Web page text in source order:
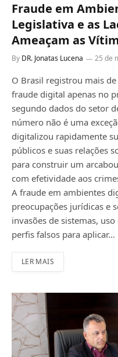
Fraude em
Legislativa e as
Ameaçam as
By DR. Jonatas Lucena 25 de
O Brasil registrou mais
fraude digital apenas no
segundo dados do setor
número não é uma
digitalizou rapidamente
públicos e suas relações
para construir um
com efetividade aos
A fraude em ambientes
preocupações jurídicas e
invasões de sistemas,
perfis falsos para aplicar…
LER MAIS